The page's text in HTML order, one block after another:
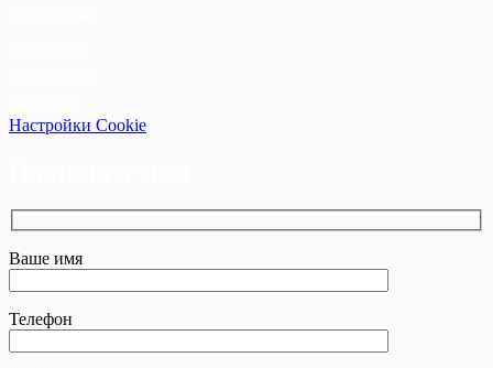
Настройки Cookie
Ваше имя
Телефон